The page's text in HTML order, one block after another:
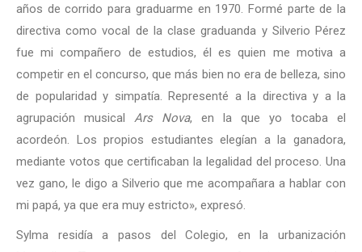
años de corrido para graduarme en 1970. Formé parte de la
directiva como vocal de la clase graduanda y Silverio Pérez
fue mi compañero de estudios, él es quien me motiva a
competir en el concurso, que más bien no era de belleza, sino
de popularidad y simpatía. Representé a la directiva y a la
agrupación musical Ars Nova, en la que yo tocaba el
acordeón. Los propios estudiantes elegían a la ganadora,
mediante votos que certificaban la legalidad del proceso. Una
vez gano, le digo a Silverio que me acompañara a hablar con
mi papá, ya que era muy estricto», expresó.
Sylma residía a pasos del Colegio, en la urbanización